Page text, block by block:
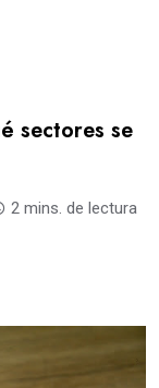
sectores se
2 mins. de lectura